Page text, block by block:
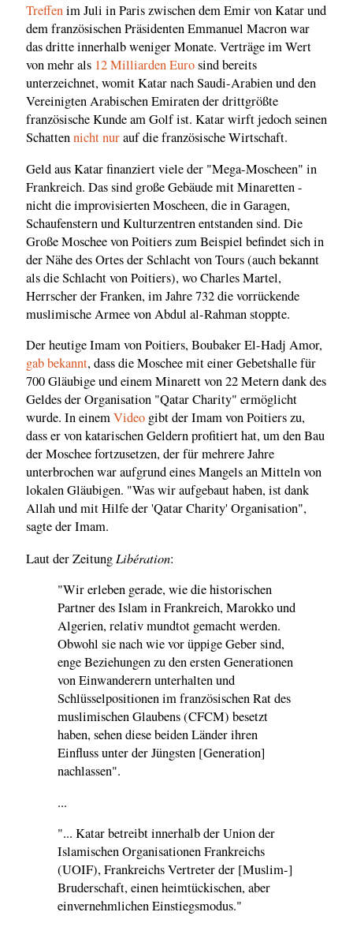
Treffenim Juli in Paris zwischen dem Emir von Katar und
dem französischen Präsidenten Emmanuel Macron war
das dritte innerhalb weniger Monate. Verträge im Wert
von mehr als 12 Milliarden Eurosind bereits
unterzeichnet, womit Katar nach Saudi-Arabien und den
Vereinigten Arabischen Emiraten der drittgrößte
französische Kunde am Golf ist. Katar wirft jedoch seinen
Schattennicht nurauf die französische Wirtschaft.
Geld aus Katar finanziert viele der "Mega-Moscheen" in
Frankreich. Das sind große Gebäude mit Minaretten -
nicht die improvisierten Moscheen, die in Garagen,
Schaufenstern und Kulturzentren entstanden sind. Die
Große Moschee von Poitiers zum Beispiel befindet sich in
der Nähe des Ortes der Schlacht von Tours (auch bekannt
als die Schlacht von Poitiers), wo Charles Martel,
Herrscher der Franken, im Jahre 732 die vorrückende
muslimische Armee von Abdul al-Rahman stoppte.
Der heutige Imam von Poitiers, Boubaker El-Hadj Amor,
gab bekannt, dass die Moschee mit einer Gebetshalle für
700 Gläubige und einem Minarett von 22 Metern dank des
Geldes der Organisation "Qatar Charity" ermöglicht
wurde. In einemVideo gibt der Imam von Poitiers zu,
dass er von katarischen Geldern profitiert hat, um den Bau
der Moschee fortzusetzen, der für mehrere Jahre
unterbrochen war aufgrund eines Mangels an Mitteln von
lokalen Gläubigen. "Was wir aufgebaut haben, ist dank
Allah und mit Hilfe der 'Qatar Charity' Organisation",
sagte der Imam.
Laut der Zeitung Libération:
"Wir erleben gerade, wie die historischen
Partner des Islam in Frankreich, Marokko und
Algerien, relativ mundtot gemacht werden.
Obwohl sie nach wie vor üppige Geber sind,
enge Beziehungen zu den ersten Generationen
von Einwanderern unterhalten und
Schlüsselpositionen im französischen Rat des
muslimischen Glaubens (CFCM) besetzt
haben, sehen diese beiden Länder ihren
Einfluss unter der Jüngsten [Generation]
nachlassen".
...
"... Katar betreibt innerhalb der Union der
Islamischen Organisationen Frankreichs
(UOIF), Frankreichs Vertreter der [Muslim-]
Bruderschaft, einen heimtückischen, aber
einvernehmlichen Einstiegsmodus."